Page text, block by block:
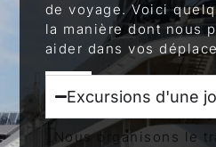
de voyage. Voici
la manière dont nous
aider dans vos
Excursions d'une
Nous organisons le